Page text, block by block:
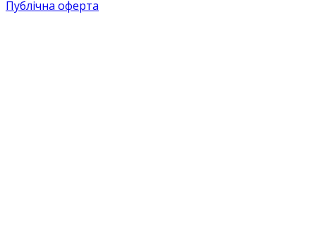
Публічна оферта